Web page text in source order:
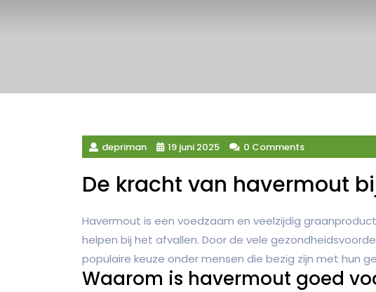
depriman 19 juni 2025 0 Comments
De kracht van havermout
Havermout is een voedzaam en veelzijdig
helpen bij het afvallen. Door de vele
populaire keuze onder mensen die bezig zijn met hun
Waarom is havermout goed